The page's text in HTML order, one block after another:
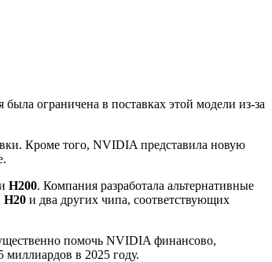
ограничена в поставках этой модели из-за
Кроме того, NVIDIA представила новую
H200. Компания разработала альтернативные
H20 и два других чипа, соответствующих
помочь NVIDIA финансово,
в 2025 году.